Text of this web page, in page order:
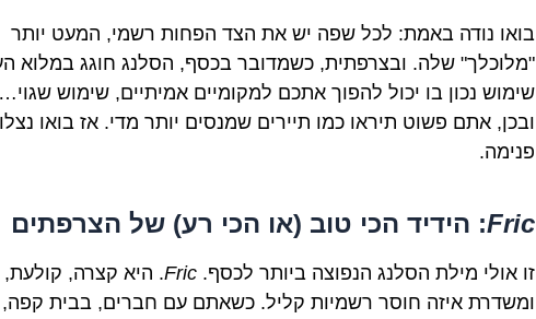
בואו נודה באמת: לכל שפה יש את הצד הפחות רשמי, המעט יותר
"מלוכלך" שלה. ובצרפתית, כשמדובר בכסף, הסלנג חוגג במלוא
שימוש נכון בו יכול להפוך אתכם למקומיים אמיתיים, שימוש
ובכן, אתם פשוט תיראו כמו תיירים שמנסים יותר מדי. אז בואו
פנימה.
Fric: הידיד הכי טוב (או הכי רע) של הצרפתים
זו אולי מילת הסלנג הנפוצה ביותר לכסף.Fric. היא קצרה, קולעת,
ומשדרת איזה חוסר רשמיות קליל. כשאתם עם חברים, בבית קפה,